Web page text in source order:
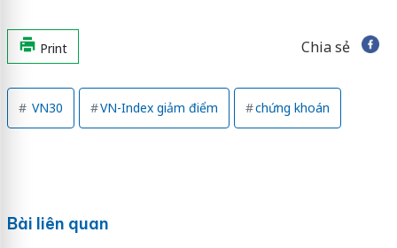
Print Chia sẻ
VN30 VN-Index giảm điểm chứng khoán
Bài liên quan